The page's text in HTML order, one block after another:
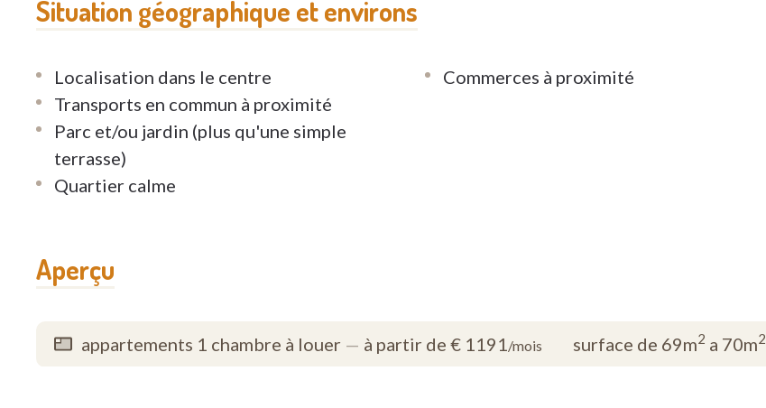
Situation géographique et environs
Localisation dans le centre
Transports en commun à proximité
Parc et/ou jardin (plus qu'une simple
terrasse)
Quartier calme
Commerces à proximité
Aperçu
appartements 1 chambre à louer — à partir de € 1191 /mois surface de 69m2 a 70m2